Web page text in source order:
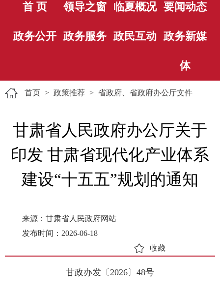
首 页 领导之窗 临夏概况 要闻动态
政务公开 政务服务 政民互动 政务新媒
体
首页 > 政策推荐 > 省政府、省政府办公厅文件
甘肃省人民政府办公厅关于
印发 甘肃省现代化产业体系
建设“十五五”规划的通知
来源：甘肃省人民政府网站
发布时间：2026-06-18
收藏
甘政办发〔2026〕48号